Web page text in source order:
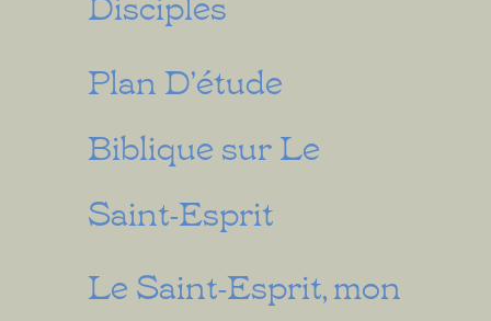
Plan D’étude
Biblique sur Le
Saint-Esprit
Le Saint-Esprit, mon